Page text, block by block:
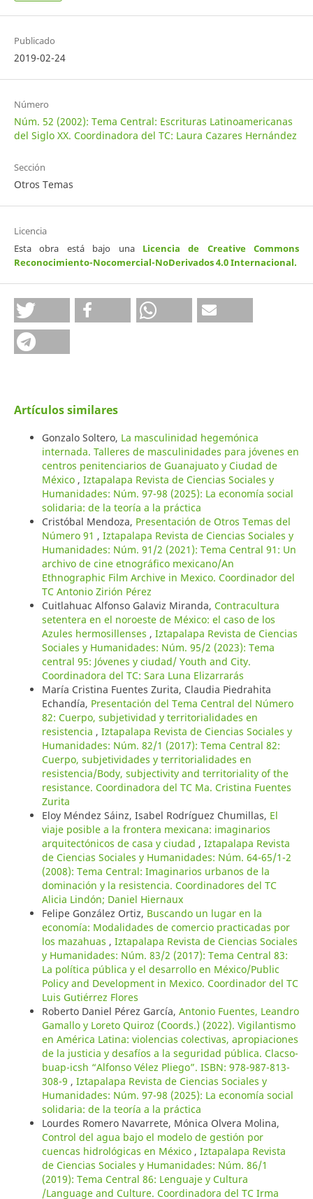
Publicado
2019-02-24
Número
Núm. 52 (2002): Tema Central: Escrituras Latinoamericanas
del Siglo XX. Coordinadora del TC: Laura Cazares Hernández
Sección
Otros Temas
Licencia
Esta obra está bajo una Licencia de Creative Commons
Reconocimiento-Nocomercial-NoDerivados 4.0 Internacional.
Artículos similares
Gonzalo Soltero, La masculinidad hegemónica
internada. Talleres de masculinidades para jóvenes en
centros penitenciarios de Guanajuato y Ciudad de
México , Iztapalapa Revista de Ciencias Sociales y
Humanidades: Núm. 97-98 (2025): La economía social
solidaria: de la teoría a la práctica
Cristóbal Mendoza, Presentación de Otros Temas del
Número 91 , Iztapalapa Revista de Ciencias Sociales y
Humanidades: Núm. 91/2 (2021): Tema Central 91: Un
archivo de cine etnográfico mexicano/An
Ethnographic Film Archive in Mexico. Coordinador del
TC Antonio Zirión Pérez
Cuitlahuac Alfonso Galaviz Miranda, Contracultura
setentera en el noroeste de México: el caso de los
Azules hermosillenses , Iztapalapa Revista de Ciencias
Sociales y Humanidades: Núm. 95/2 (2023): Tema
central 95: Jóvenes y ciudad/ Youth and City.
Coordinadora del TC: Sara Luna Elizarrarás
María Cristina Fuentes Zurita, Claudia Piedrahita
Echandía, Presentación del Tema Central del Número
82: Cuerpo, subjetividad y territorialidades en
resistencia , Iztapalapa Revista de Ciencias Sociales y
Humanidades: Núm. 82/1 (2017): Tema Central 82:
Cuerpo, subjetividades y territorialidades en
resistencia/Body, subjectivity and territoriality of the
resistance. Coordinadora del TC Ma. Cristina Fuentes
Zurita
Eloy Méndez Sáinz, Isabel Rodríguez Chumillas, El
viaje posible a la frontera mexicana: imaginarios
arquitectónicos de casa y ciudad , Iztapalapa Revista
de Ciencias Sociales y Humanidades: Núm. 64-65/1-2
(2008): Tema Central: Imaginarios urbanos de la
dominación y la resistencia. Coordinadores del TC
Alicia Lindón; Daniel Hiernaux
Felipe González Ortiz, Buscando un lugar en la
economía: Modalidades de comercio practicadas por
los mazahuas , Iztapalapa Revista de Ciencias Sociales
y Humanidades: Núm. 83/2 (2017): Tema Central 83:
La política pública y el desarrollo en México/Public
Policy and Development in Mexico. Coordinador del TC
Luis Gutiérrez Flores
Roberto Daniel Pérez García, Antonio Fuentes, Leandro
Gamallo y Loreto Quiroz (Coords.) (2022). Vigilantismo
en América Latina: violencias colectivas, apropiaciones
de la justicia y desafíos a la seguridad pública. Clacso-
buap-icsh “Alfonso Vélez Pliego”. ISBN: 978-987-813-
308-9 , Iztapalapa Revista de Ciencias Sociales y
Humanidades: Núm. 97-98 (2025): La economía social
solidaria: de la teoría a la práctica
Lourdes Romero Navarrete, Mónica Olvera Molina,
Control del agua bajo el modelo de gestión por
cuencas hidrológicas en México , Iztapalapa Revista
de Ciencias Sociales y Humanidades: Núm. 86/1
(2019): Tema Central 86: Lenguaje y Cultura
/Language and Culture. Coordinadora del TC Irma